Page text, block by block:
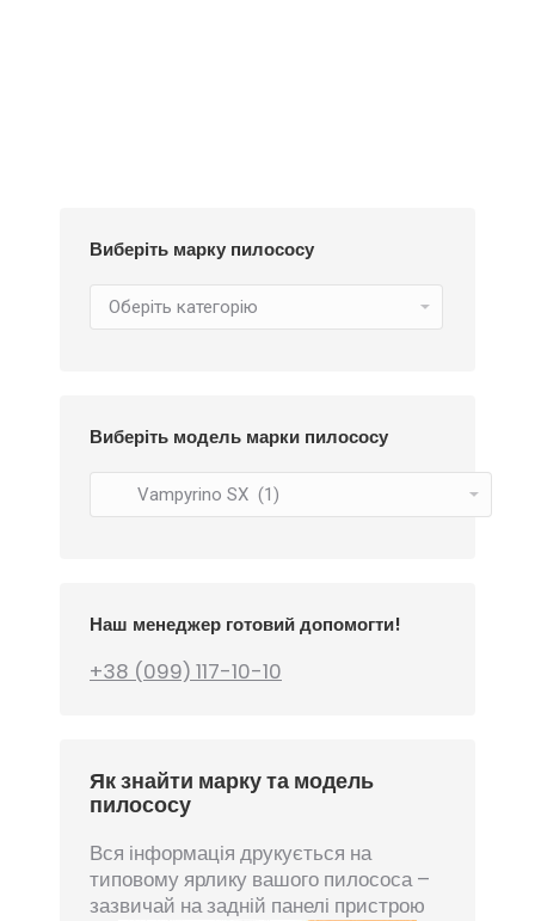
Виберіть марку пилососу
Виберіть модель марки пилососу
Наш менеджер готовий допомогти!
+38 (099) 117-10-10
Як знайти марку та модель
пилососу
Вся інформація друкується на
типовому ярлику вашого пилососа –
зазвичай на задній панелі пристрою